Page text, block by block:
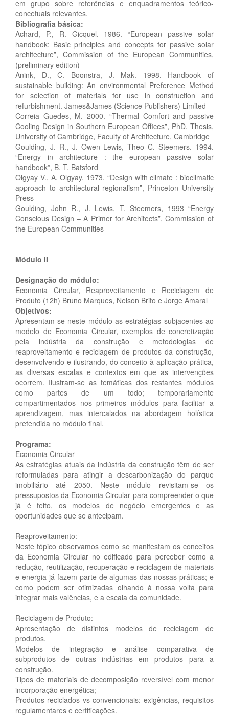
em grupo sobre referências e enquadramentos teórico-
concetuais relevantes.
Bibliografia básica:
Achard, P., R. Gicquel. 1986. “European passive solar
handbook: Basic principles and concepts for passive solar
architecture”, Commission of the European Communities,
(preliminary edition)
Anink, D., C. Boonstra, J. Mak. 1998. Handbook of
sustainable building: An environmental Preference Method
for selection of materials for use in construction and
refurbishment. James&James (Science Publishers) Limited
Correia Guedes, M. 2000. “Thermal Comfort and passive
Cooling Design in Southern European Offices”, PhD. Thesis,
University of Cambridge, Faculty of Architecture, Cambridge
Goulding, J. R., J. Owen Lewis, Theo C. Steemers. 1994.
“Energy in architecture : the european passive solar
handbook”, B. T. Batsford
Olgyay V., A. Olgyay. 1973. “Design with climate : bioclimatic
approach to architectural regionalism”, Princeton University
Press
Goulding, John R., J. Lewis, T. Steemers, 1993 “Energy
Conscious Design – A Primer for Architects”, Commission of
the European Communities
Módulo II
Designação do módulo:
Economia Circular, Reaproveitamento e Reciclagem de
Produto (12h) Bruno Marques, Nelson Brito e Jorge Amaral
Objetivos:
Apresentam-se neste módulo as estratégias subjacentes ao
modelo de Economia Circular, exemplos de concretização
pela indústria da construção e metodologias de
reaproveitamento e reciclagem de produtos da construção,
desenvolvendo e ilustrando, do conceito à aplicação prática,
as diversas escalas e contextos em que as intervenções
ocorrem. Ilustram-se as temáticas dos restantes módulos
como partes de um todo; temporariamente
compartimentados nos primeiros módulos para facilitar a
aprendizagem, mas intercalados na abordagem holística
pretendida no módulo final.
Programa:
Economia Circular
As estratégias atuais da indústria da construção têm de ser
reformuladas para atingir a descarbonização do parque
imobiliário até 2050. Neste módulo revisitam-se os
pressupostos da Economia Circular para compreender o que
já é feito, os modelos de negócio emergentes e as
oportunidades que se antecipam.
Reaproveitamento:
Neste tópico observamos como se manifestam os conceitos
da Economia Circular no edificado para perceber como a
redução, reutilização, recuperação e reciclagem de materiais
e energia já fazem parte de algumas das nossas práticas; e
como podem ser otimizadas olhando à nossa volta para
integrar mais valências, e a escala da comunidade.
Reciclagem de Produto:
Apresentação de distintos modelos de reciclagem de
produtos.
Modelos de integração e análise comparativa de
subprodutos de outras indústrias em produtos para a
construção.
Tipos de materiais de decomposição reversível com menor
incorporação energética;
Produtos reciclados vs convencionais: exigências, requisitos
regulamentares e certificações.